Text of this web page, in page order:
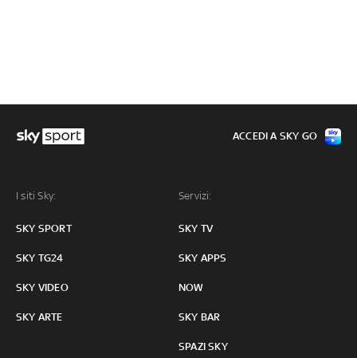
I siti Sky:
SKY SPORT
SKY TG24
SKY VIDEO
SKY ARTE
Servizi:
SKY TV
SKY APPS
NOW
SKY BAR
SPAZI SKY
ACCEDI A SKY GO